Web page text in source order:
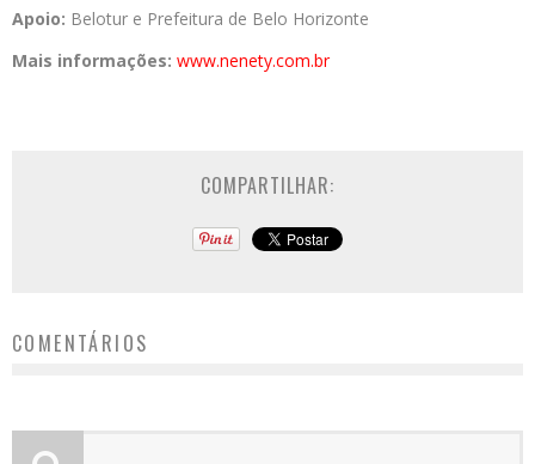
Apoio: Belotur e Prefeitura de Belo Horizonte
Mais informações: www.nenety.com.br
COMPARTILHAR:
COMENTÁRIOS